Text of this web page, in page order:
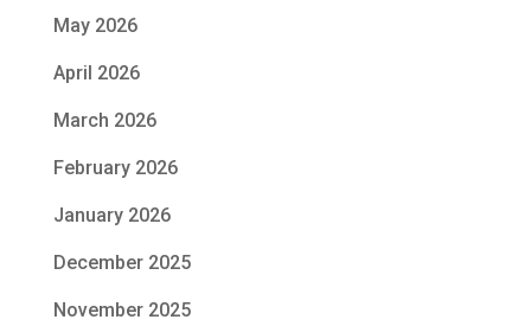
May 2026
April 2026
March 2026
February 2026
January 2026
December 2025
November 2025